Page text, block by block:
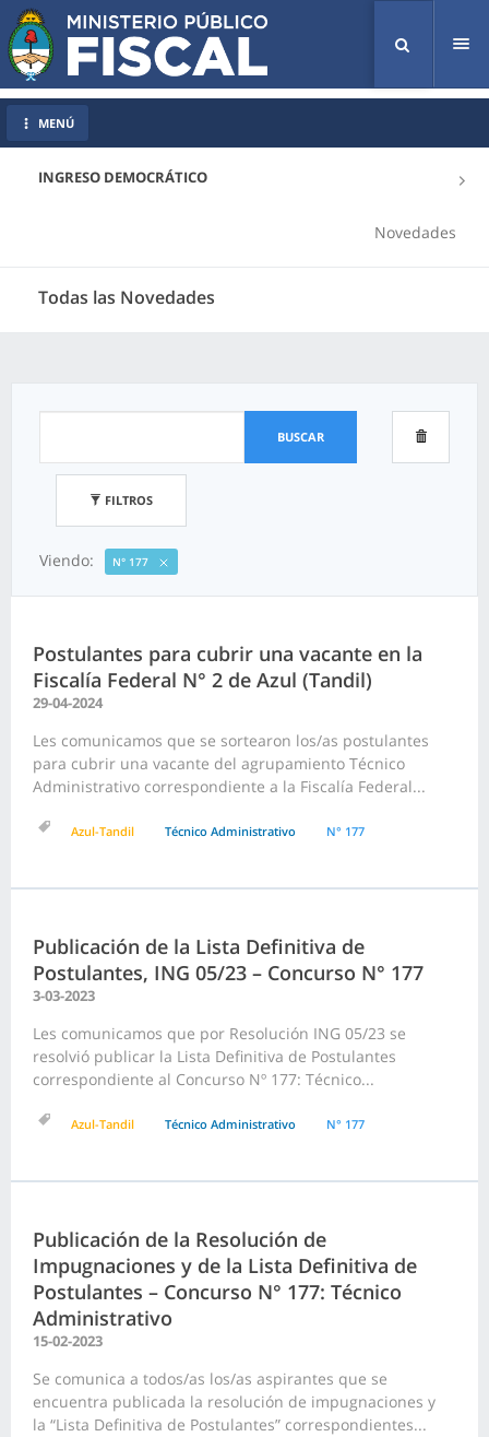
INGRESO DEMOCRÁTICO
Novedades
Todas las Novedades
MENÚ
BUSCAR
FILTROS
Viendo: N° 177
Postulantes para cubrir una vacante en la
Fiscalía Federal N° 2 de Azul (Tandil)
29-04-2024
Les comunicamos que se sortearon los/as postulantes
para cubrir una vacante del agrupamiento Técnico
Administrativo correspondiente a la Fiscalía Federal...
Azul-Tandil Técnico Administrativo N° 177
Publicación de la Lista Definitiva de
Postulantes, ING 05/23 – Concurso N° 177
3-03-2023
Les comunicamos que por Resolución ING 05/23 se
resolvió publicar la Lista Definitiva de Postulantes
correspondiente al Concurso Nº 177: Técnico...
Azul-Tandil Técnico Administrativo N° 177
Publicación de la Resolución de
Impugnaciones y de la Lista Definitiva de
Postulantes – Concurso N° 177: Técnico
Administrativo
15-02-2023
Se comunica a todos/as los/as aspirantes que se
encuentra publicada la resolución de impugnaciones y
la “Lista Definitiva de Postulantes” correspondientes...